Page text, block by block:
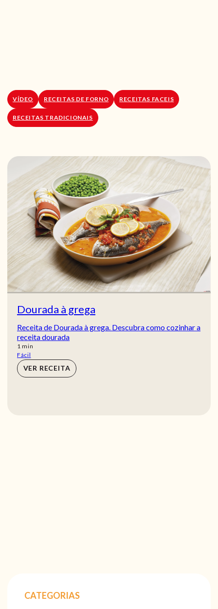
VÍDEO RECEITAS DE FORNO RECEITAS FACEIS
RECEITAS TRADICIONAIS
Dourada à grega
Receita de Dourada à grega. Descubra como cozinhar a
receita dourada
1 min
min
Fácil
VER RECEITA
CATEGORIAS